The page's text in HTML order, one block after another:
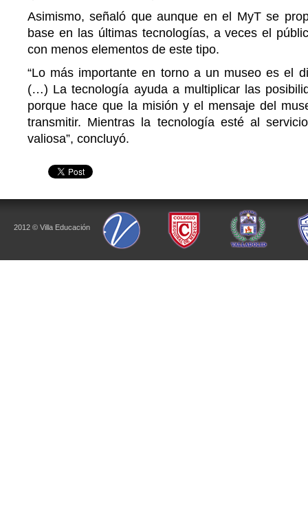
Asimismo, señaló que aunque en el MyT se
base en las últimas tecnologías, a veces el
con menos elementos de este tipo.
“Lo más importante en torno a un museo es el
(…) La tecnología ayuda a multiplicar las
porque hace que la misión y el mensaje del
transmitir. Mientras la tecnología esté al
valiosa”, concluyó.
2012 © Villa Educación